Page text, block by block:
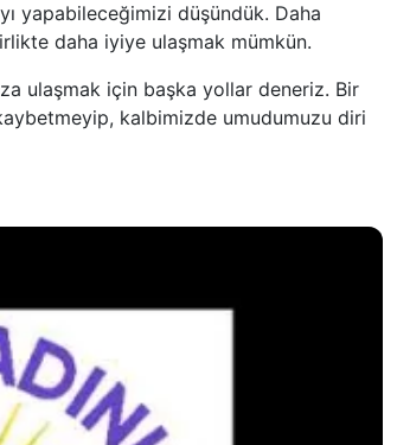
yapabileceğimizi düşündük. Daha
daha iyiye ulaşmak mümkün.
ulaşmak için başka yollar deneriz. Bir
kaybetmeyip, kalbimizde umudumuzu diri